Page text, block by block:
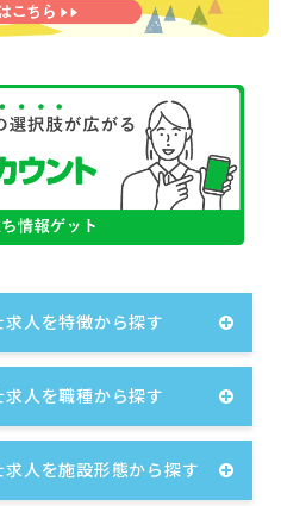
人を特徴から探す
人を職種から探す
人を施設形態から探す